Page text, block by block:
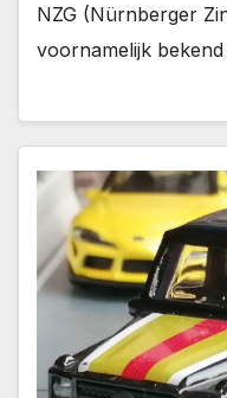
NZG (Nürnberger
voornamelijk